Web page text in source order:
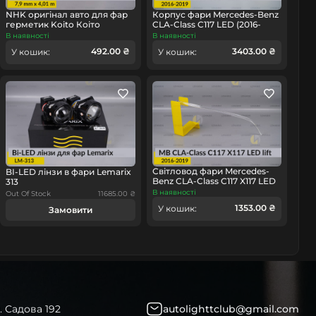
NHK оригінал авто для фар
герметик Koito Коіто
бутиловий шнур термо
В наявності
У кошик: 492.00 ₴
Корпус фари Mercedes-Benz
CLA-Class C117 LED (2016-
2019) рест лівий
В наявності
У кошик: 3403.00 ₴
BI-LED лінзи в фари Lemarix
313
Out Of Stock 11685.00 ₴
Замовити
Світловод фари Mercedes-
Benz CLA-Class C117 X117 LED
(2016-2019) рест довгий
В наявності
У кошик: 1353.00 ₴
Садова 192 autolighttclub@gmail.com